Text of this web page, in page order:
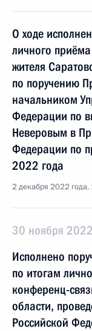
О ходе
личного
жителя
по поручению
начальником
Федерации по
Неверовым в
Федерации по
2022 года
2 декабря 2022
30 ноября
Исполнено
по итогам
конференц-
области,
Российской